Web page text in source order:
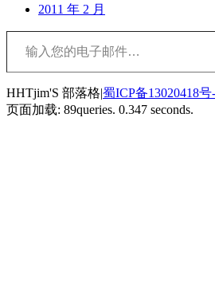
2011 年 2 月
输入您的电子邮件…
HHTjim'S 部落格|蜀ICP备13020418号
页面加载: 89queries. 0.347 seconds.